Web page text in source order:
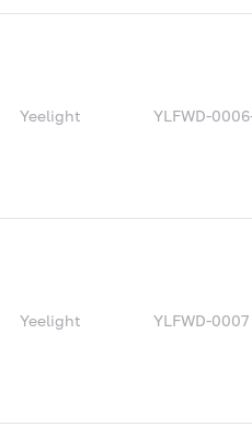
Yeelight YLFWD-
Yeelight YLFWD-0007